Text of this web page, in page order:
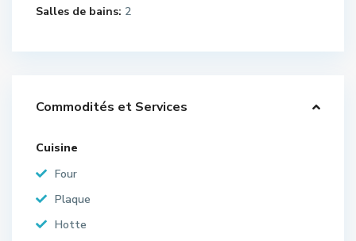
Salles de bains: 2
Commodités et Services
Cuisine
Four
Plaque
Hotte